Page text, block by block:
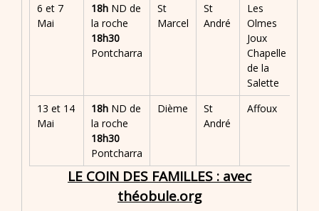
6 et 7
Mai
18h ND de
la roche
18h30
Pontcharra
St
Marcel
St
André
Les
Olmes
Joux
Chapelle
de la
Salette
13 et 14
Mai
18h ND de
la roche
18h30
Pontcharra
Dième
St
André
Affoux
LE COIN DES FAMILLES : avec
théobule.org